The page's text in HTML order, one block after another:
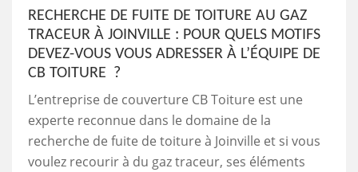
RECHERCHE DE FUITE DE TOITURE AU GAZ
TRACEUR À JOINVILLE : POUR QUELS MOTIFS
DEVEZ-VOUS VOUS ADRESSER À L’ÉQUIPE DE
CB TOITURE ?
L’entreprise de couverture CB Toiture est une
experte reconnue dans le domaine de la
recherche de fuite de toiture à Joinville et si vous
voulez recourir à du gaz traceur, ses éléments